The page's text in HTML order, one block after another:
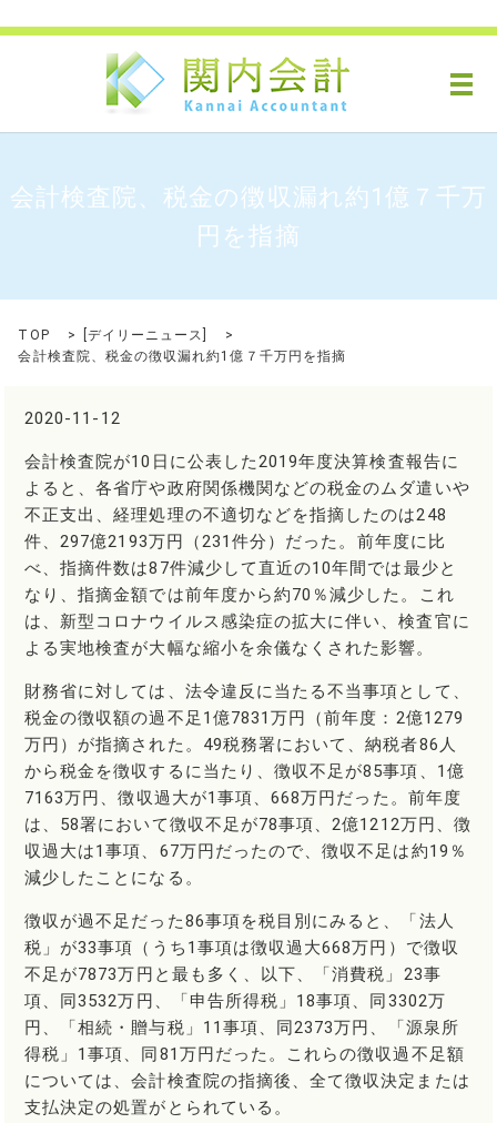
メ
会計検査院、税金の徴収漏れ約1億７千万
円を指摘
TOP デイリーニュース
会計検査院、税金の徴収漏れ約1億７千万円を指摘
2020-11-12
会計検査院が10日に公表した2019年度決算検査報告に
よると、各省庁や政府関係機関などの税金のムダ遣いや
不正支出、経理処理の不適切などを指摘したのは248
件、297億2193万円（231件分）だった。前年度に比
べ、指摘件数は87件減少して直近の10年間では最少と
なり、指摘金額では前年度から約70％減少した。これ
は、新型コロナウイルス感染症の拡大に伴い、検査官に
よる実地検査が大幅な縮小を余儀なくされた影響。
財務省に対しては、法令違反に当たる不当事項として、
税金の徴収額の過不足1億7831万円（前年度：2億1279
万円）が指摘された。49税務署において、納税者86人
から税金を徴収するに当たり、徴収不足が85事項、1億
7163万円、徴収過大が1事項、668万円だった。前年度
は、58署において徴収不足が78事項、2億1212万円、徴
収過大は1事項、67万円だったので、徴収不足は約19％
減少したことになる。
徴収が過不足だった86事項を税目別にみると、「法人
税」が33事項（うち1事項は徴収過大668万円）で徴収
不足が7873万円と最も多く、以下、「消費税」23事
項、同3532万円、「申告所得税」18事項、同3302万
円、「相続・贈与税」11事項、同2373万円、「源泉所
得税」1事項、同81万円だった。これらの徴収過不足額
については、会計検査院の指摘後、全て徴収決定または
支払決定の処置がとられている。